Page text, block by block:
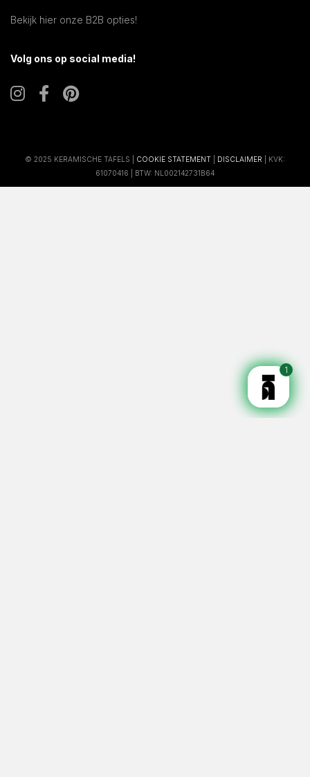
Bekijk hier onze B2B opties!
Volg ons op social media!
© 2025 KERAMISCHE TAFELS | COOKIE STATEMENT DISCLAIMER | KVK:
61070416 | BTW: NL002142731B64
1